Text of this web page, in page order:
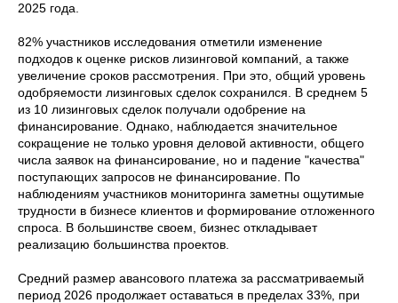
2025 года.
82% участников исследования отметили изменение
подходов к оценке рисков лизинговой компаний, а также
увеличение сроков рассмотрения. При это, общий уровень
одобряемости лизинговых сделок сохранился. В среднем 5
из 10 лизинговых сделок получали одобрение на
финансирование. Однако, наблюдается значительное
сокращение не только уровня деловой активности, общего
числа заявок на финансирование, но и падение "качества"
поступающих запросов не финансирование. По
наблюдениям участников мониторинга заметны ощутимые
трудности в бизнесе клиентов и формирование отложенного
спроса. В большинстве своем, бизнес откладывает
реализацию большинства проектов.
Средний размер авансового платежа за рассматриваемый
период 2026 продолжает оставаться в пределах 33%, при